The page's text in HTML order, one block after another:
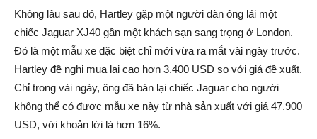
Không lâu sau đó, Hartley gặp một người đàn ông lái một
chiếc Jaguar XJ40 gần một khách sạn sang trọng ở London.
Đó là một mẫu xe đặc biệt chỉ mới vừa ra mắt vài ngày trước.
Hartley đề nghị mua lại cao hơn 3.400 USD so với giá đề xuất.
Chỉ trong vài ngày, ông đã bán lại chiếc Jaguar cho người
không thể có được mẫu xe này từ nhà sản xuất với giá 47.900
USD, với khoản lời là hơn 16%.